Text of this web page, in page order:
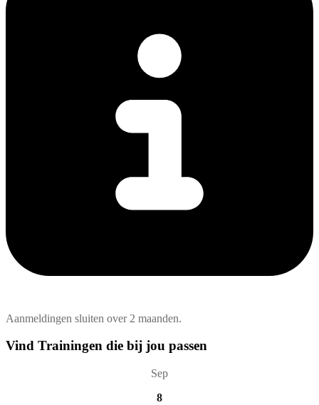
Aanmeldingen sluiten over 2 maanden.
Vind Trainingen die bij jou passen
Sep
8